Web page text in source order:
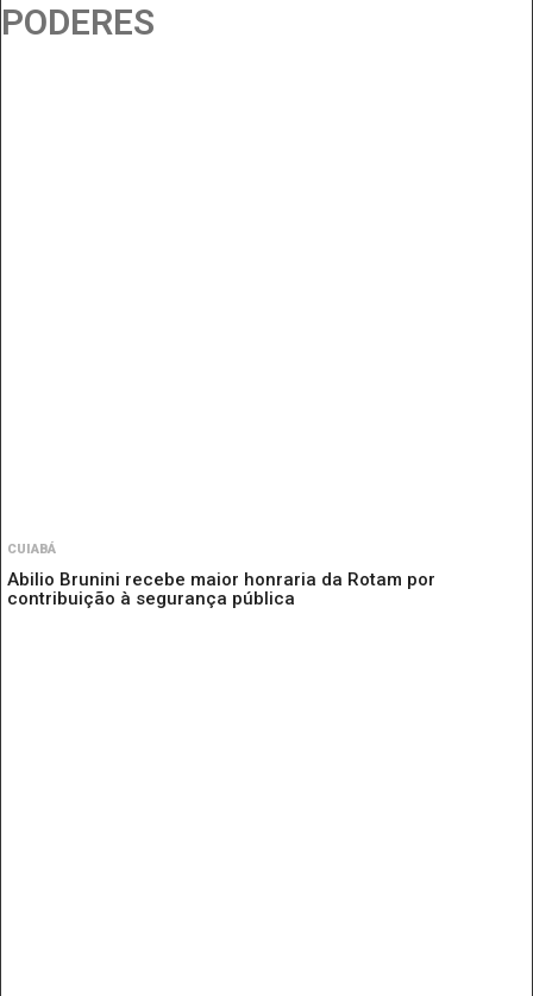
PODERES
CUIABÁ
Abilio Brunini recebe maior honraria da Rotam por
contribuição à segurança pública